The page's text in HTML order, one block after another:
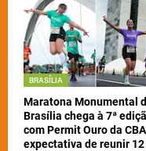
BRASÍLIA
Maratona Monumental
Brasília chega à 7ª
com Permit Ouro da
expectativa de reunir 12